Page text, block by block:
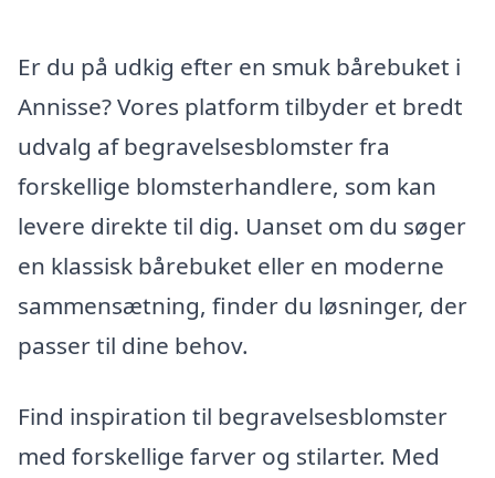
Er du på udkig efter en smuk bårebuket i
Annisse? Vores platform tilbyder et bredt
udvalg af begravelsesblomster fra
forskellige blomsterhandlere, som kan
levere direkte til dig. Uanset om du søger
en klassisk bårebuket eller en moderne
sammensætning, finder du løsninger, der
passer til dine behov.
Find inspiration til begravelsesblomster
med forskellige farver og stilarter. Med